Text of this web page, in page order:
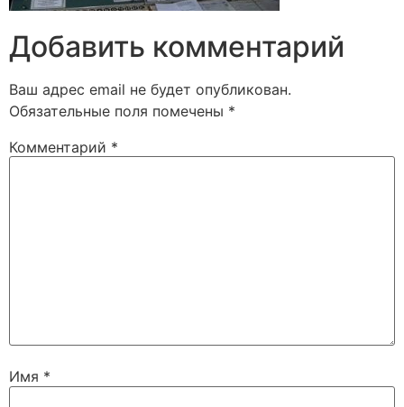
Добавить комментарий
Ваш адрес email не будет опубликован.
Обязательные поля помечены *
Комментарий *
Имя *